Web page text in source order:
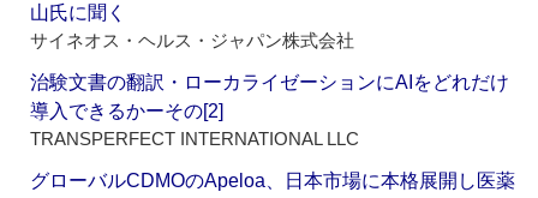
山氏に聞く
サイネオス・ヘルス・ジャパン株式会社
治験文書の翻訳・ローカライゼーションにAIをどれだけ
導入できるかーその[2]
TRANSPERFECT INTERNATIONAL LLC
グローバルCDMOのApeloa、日本市場に本格展開し医薬